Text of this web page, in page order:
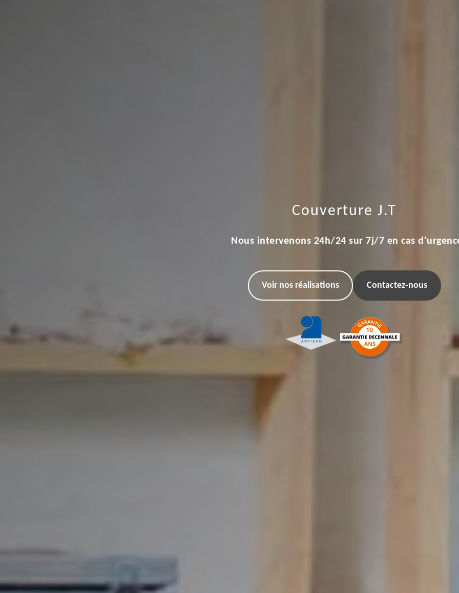
Couverture J.T
Nous intervenons 24h/24 sur 7j/7 en cas
Voir nos réalisations Contactez-nous